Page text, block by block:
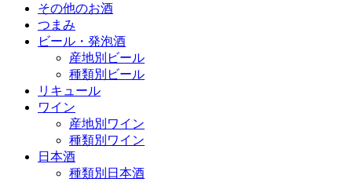
その他のお酒
つまみ
ビール・発泡酒
産地別ビール
種類別ビール
リキュール
ワイン
産地別ワイン
種類別ワイン
日本酒
種類別日本酒